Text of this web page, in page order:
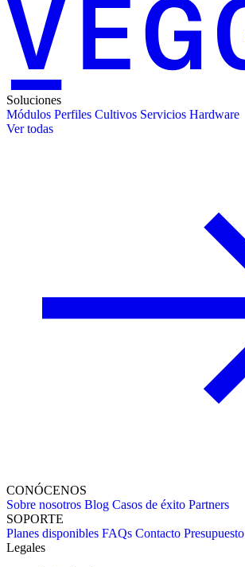
Soluciones
Módulos Perfiles Cultivos Servicios Hardware
Ver todas
CONÓCENOS
Sobre nosotros Blog Casos de éxito Partners
SOPORTE
Planes disponibles FAQs Contacto Presupuesto
Legales